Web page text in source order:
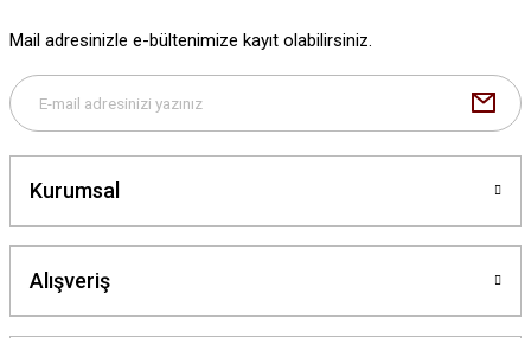
Mail adresinizle e-bültenimize kayıt olabilirsiniz.
Kurumsal
Alışveriş